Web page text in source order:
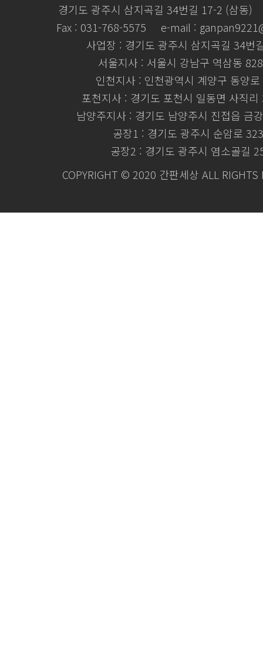
경기도 광주시 삼지곡길 34번길 17-2 (삼동)
Fax : 031-768-5575
e-mail :
사업장 : 경기도 광주시 삼지곡길 34번
서울지사 : 서울시 강남구 역삼동
인천지사 : 인천광역시 계양구 동양
포천지사 : 경기도 포천시 일동면 사직
남양주지사 : 경기도 남양주시 진접읍 금
공장1 : 경기도 광주시 순암로 323
공장2 : 경기도 광주시 염소골길
COPYRIGHT © 2020 간판세상 ALL RIGHTS